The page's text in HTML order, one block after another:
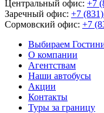
Центральный офис: +7
Заречный офис: +7
Сормовский офис: +7
Выбираем
О компании
Агентствам
Наши автобусы
Акции
Контакты
Туры за границу